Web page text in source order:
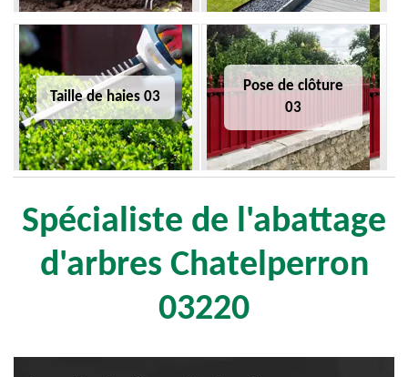
Taille de haies 03
Pose de clôture
03
Spécialiste de l'abattage
d'arbres Chatelperron
03220